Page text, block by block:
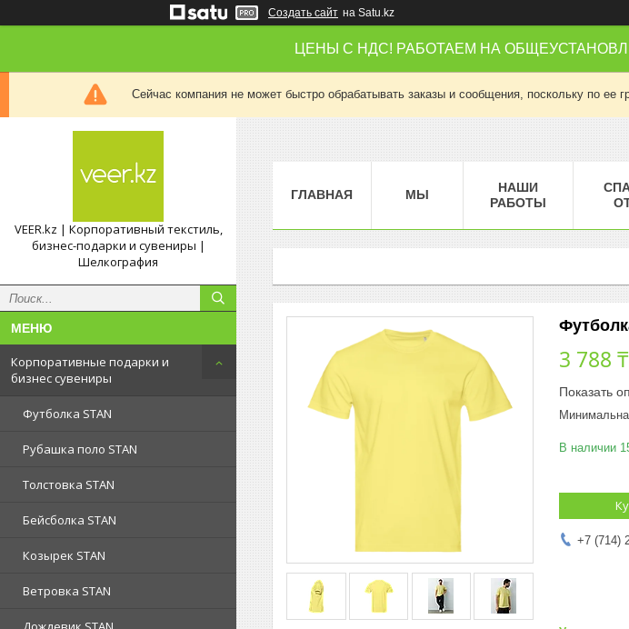
Создать сайт на Satu.kz
ЦЕНЫ С НДС! РАБОТАЕМ НА
Сейчас компания не может быстро обрабатывать заказы и сообщения, поскольку по
VEER.kz | Корпоративный текстиль,
бизнес-подарки и сувениры |
Шелкография
Корпоративные подарки и
бизнес сувениры
Футболка STAN
Рубашка поло STAN
Толстовка STAN
Бейсболка STAN
Козырек STAN
Ветровка STAN
ГЛАВНАЯ МЫ
НАШИ
РАБОТЫ
3 788 ₸
Показать
В наличии
+7 (714)